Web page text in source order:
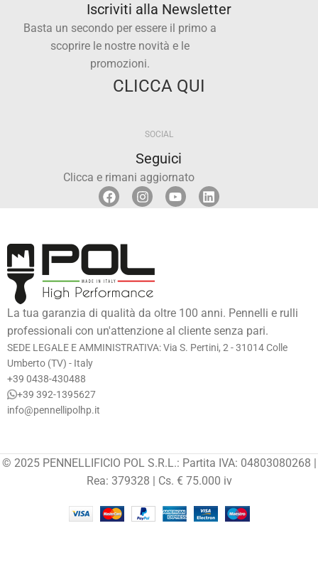
Iscriviti alla Newsletter
Basta un secondo per essere il primo a
scoprire le nostre novità e le
promozioni.
CLICCA QUI
SOCIAL
Seguici
Clicca e rimani aggiornato
La tua garanzia di qualità da oltre 100 anni. Pennelli e rulli
professionali con un'attenzione al cliente senza pari.
SEDE LEGALE E AMMINISTRATIVA: Via S. Pertini, 2 - 31014 Colle
Umberto (TV) - Italy
+39 0438-430488
+39 392-1395627
info@pennellipolhp.it
© 2025 PENNELLIFICIO POL S.R.L.: Partita IVA: 04803080268 |
Rea: 379328 | Cs. € 75.000 iv